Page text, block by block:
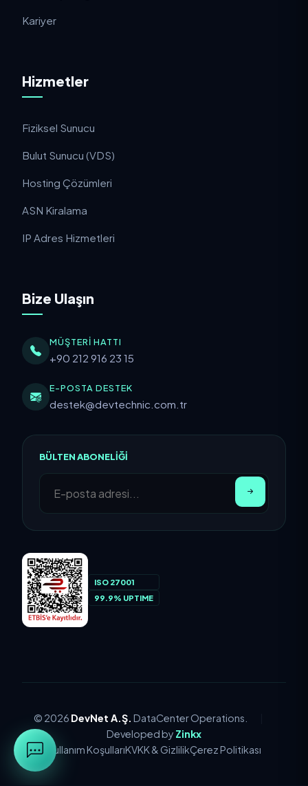
Kariyer
Hizmetler
Fiziksel Sunucu
Bulut Sunucu (VDS)
Hosting Çözümleri
ASN Kiralama
IP Adres Hizmetleri
Bize Ulaşın
MÜŞTERI HATTI
+90 212 916 23 15
E-POSTA DESTEK
destek@devtechnic.com.tr
BÜLTEN ABONELIĞI
ISO 27001
99.9% UPTIME
© 2026 DevNet A.Ş. DataCenter Operations.
Developed by Zinkx
Kullanım KoşullarıKVKK & GizlilikÇerez Politikası